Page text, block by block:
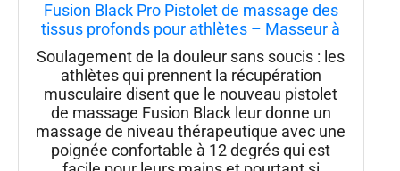
Fusion Black Pro Pistolet de massage des
tissus profonds pour athlètes – Masseur à
percussion pour soulager la douleur,
thérapie musculaire et relaxation
Soulagement de la douleur sans soucis : les
athlètes qui prennent la récupération
musculaire disent que le nouveau pistolet
de massage Fusion Black leur donne un
massage de niveau thérapeutique avec une
poignée confortable à 12 degrés qui est